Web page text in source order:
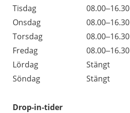
Tisdag
08.00–16.30
Onsdag
08.00–16.30
Torsdag
08.00–16.30
Fredag
08.00–16.30
Lördag
Stängt
Söndag
Stängt
Drop-in-tider